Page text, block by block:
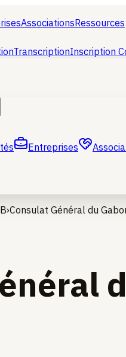
AssociationsRessources
TranscriptionInscription
Entreprises
›Consulat Général du